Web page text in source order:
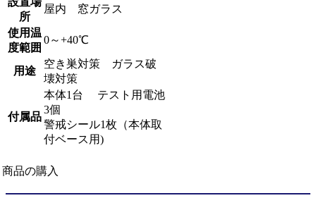
所
屋内 窓ガラス
使用温
度範囲
0～+40℃
用途
空き巣対策 ガラス破
壊対策
付属品
本体1台 テスト用電池
3個
警戒シール1枚（本体取
付ベース用)
商品の購入